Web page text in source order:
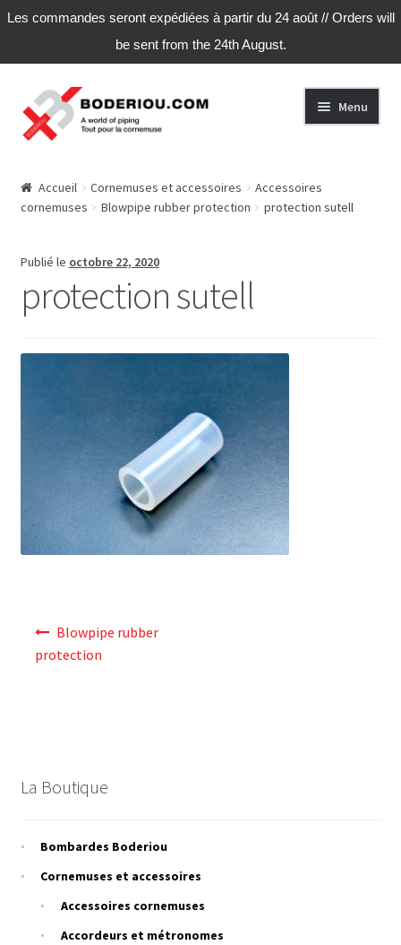
Les commandes seront expédiées à partir du 24 août // Orders will
be sent from the 24th August.
Aller
à
la
Aller
au
contenu
Menu
Accueil Cornemuses et accessoires
Accessoires
cornemuses
Blowpipe rubber protection protection sutell
Publié le octobre 22, 2020
protection sutell
l’article
Blowpipe rubber
protection
La Boutique
Bombardes Boderiou
Cornemuses et accessoires
Accessoires cornemuses
Accordeurs et métronomes